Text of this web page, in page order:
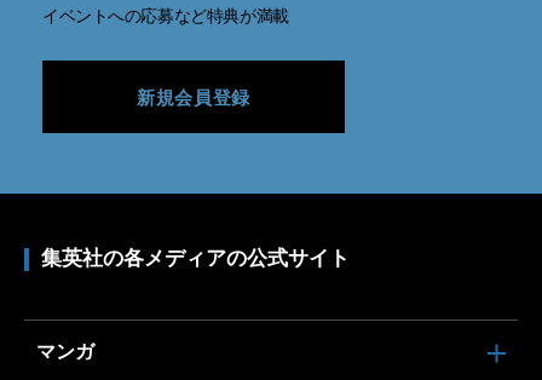
イベントへの応募など特典が満載
新規会員登録
集英社の各メディアの公式サイト
マンガ